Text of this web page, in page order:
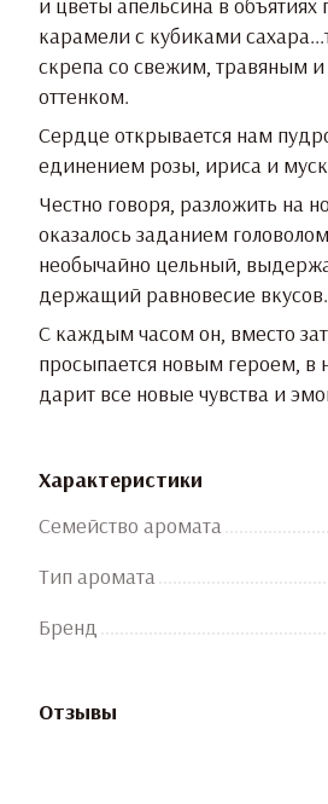
и цветы апельсина в
карамели с кубиками
скрепа со свежим, травяным
оттенком.
Сердце открывается нам
единением розы, ириса и
Честно говоря, разложить на
оказалось заданием
необычайно цельный,
держащий равновесие вкусов.
С каждым часом он, вместо
просыпается новым героем, в
дарит все новые чувства и
Характеристики
Семейство аромата
Тип аромата
Бренд
Отзывы